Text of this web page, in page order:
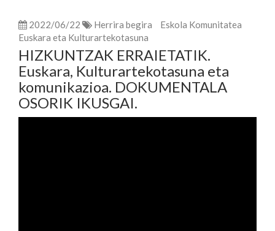
2022/06/22 Herrira begira
Eskola Komunitatea
Euskara eta Kulturartekotasuna
HIZKUNTZAK ERRAIETATIK.
Euskara, Kulturartekotasuna eta
komunikazioa. DOKUMENTALA
OSORIK IKUSGAI.